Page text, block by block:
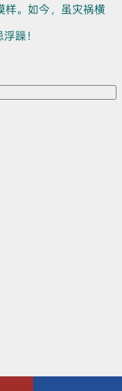
样。如今，虽灾祸横
躁！